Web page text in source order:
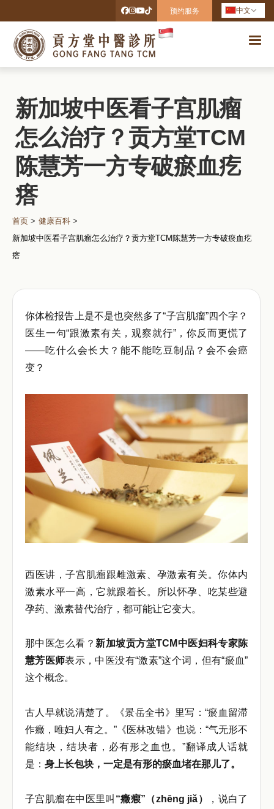
预约服务 中文
新加坡中医看子宫肌瘤
怎么治疗？贡方堂TCM
陈慧芳一方专破瘀血疙
瘩
首页 > 健康百科 >
新加坡中医看子宫肌瘤怎么治疗？贡方堂TCM陈慧芳一方专破瘀血疙
瘩
你体检报告上是不是也突然多了“子宫肌瘤”四个字？
医生一句“跟激素有关，观察就行”，你反而更慌了
——吃什么会长大？能不能吃豆制品？会不会癌
变？
西医讲，子宫肌瘤跟雌激素、孕激素有关。你体内
激素水平一高，它就跟着长。所以怀孕、吃某些避
孕药、激素替代治疗，都可能让它变大。
那中医怎么看？新加坡贡方堂TCM中医妇科专家陈
慧芳医师表示，中医没有“激素”这个词，但有“瘀血”
这个概念。
古人早就说清楚了。《景岳全书》里写：“瘀血留滞
作癥，唯妇人有之。”《医林改错》也说：“气无形不
能结块，结块者，必有形之血也。”翻译成人话就
是： 身上长包块，一定是有形的瘀血堵在那儿了。
子宫肌瘤在中医里叫 “癥瘕”（zhēng jiǎ）
，说白了